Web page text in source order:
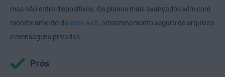
mas não entre dispositivos. Os planos mais avançados vêm com
monitoramento da dark web, armazenamento seguro de arquivos
e mensagens privadas.
Prós